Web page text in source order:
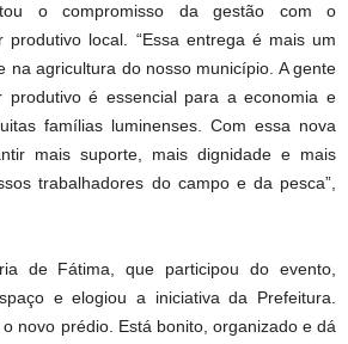
o compromisso da gestão com o
produtivo local. “Essa entrega é mais um
na agricultura do nosso município. A gente
é essencial para a economia e
famílias luminenses. Com essa nova
mais suporte, mais dignidade e mais
trabalhadores do campo e da pesca”,
de Fátima, que participou do evento,
e elogiou a iniciativa da Prefeitura.
novo prédio. Está bonito, organizado e dá